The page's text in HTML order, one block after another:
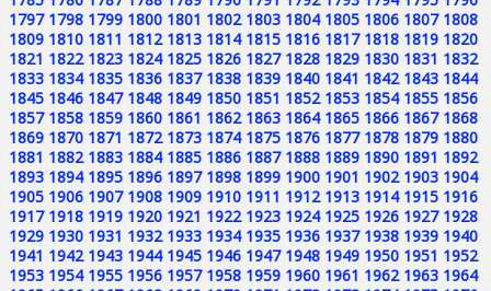
1797 1798 1799 1800 1801 1802 1803 1804 1805 1806 1807 1808
1809 1810 1811 1812 1813 1814 1815 1816 1817 1818 1819 1820
1821 1822 1823 1824 1825 1826 1827 1828 1829 1830 1831 1832
1833 1834 1835 1836 1837 1838 1839 1840 1841 1842 1843 1844
1845 1846 1847 1848 1849 1850 1851 1852 1853 1854 1855 1856
1857 1858 1859 1860 1861 1862 1863 1864 1865 1866 1867 1868
1869 1870 1871 1872 1873 1874 1875 1876 1877 1878 1879 1880
1881 1882 1883 1884 1885 1886 1887 1888 1889 1890 1891 1892
1893 1894 1895 1896 1897 1898 1899 1900 1901 1902 1903 1904
1905 1906 1907 1908 1909 1910 1911 1912 1913 1914 1915 1916
1917 1918 1919 1920 1921 1922 1923 1924 1925 1926 1927 1928
1929 1930 1931 1932 1933 1934 1935 1936 1937 1938 1939 1940
1941 1942 1943 1944 1945 1946 1947 1948 1949 1950 1951 1952
1953 1954 1955 1956 1957 1958 1959 1960 1961 1962 1963 1964